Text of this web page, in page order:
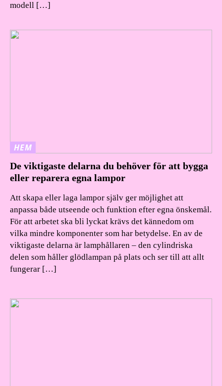
modell […]
HEM
De viktigaste delarna du behöver för att bygga
eller reparera egna lampor
Att skapa eller laga lampor själv ger möjlighet att
anpassa både utseende och funktion efter egna önskemål.
För att arbetet ska bli lyckat krävs det kännedom om
vilka mindre komponenter som har betydelse. En av de
viktigaste delarna är lamphållaren – den cylindriska
delen som håller glödlampan på plats och ser till att allt
fungerar […]